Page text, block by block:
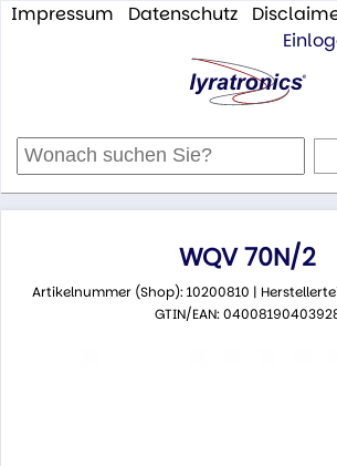
Impressum Datenschutz
WQV 70N/2
Artikelnummer (Shop): 10200810 |
GTIN/EAN: